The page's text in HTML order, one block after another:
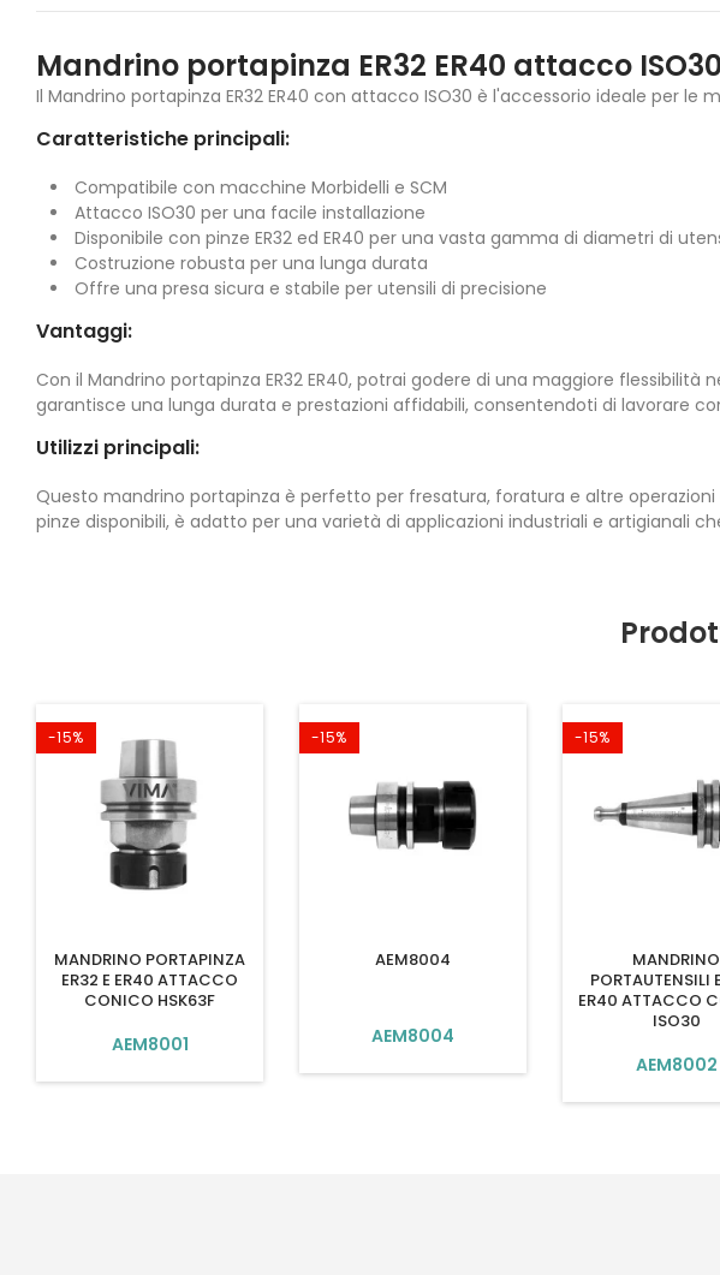
Mandrino portapinza ER32 ER40 attacco
Il Mandrino portapinza ER32 ER40 con attacco ISO30 è l'accessorio ideale per
Caratteristiche principali:
Compatibile con macchine Morbidelli e SCM
Attacco ISO30 per una facile installazione
Disponibile con pinze ER32 ed ER40 per una vasta gamma di diametri di
Costruzione robusta per una lunga durata
Offre una presa sicura e stabile per utensili di precisione
Vantaggi:
Con il Mandrino portapinza ER32 ER40, potrai godere di una maggiore
garantisce una lunga durata e prestazioni affidabili, consentendoti di lavorare
Utilizzi principali:
Questo mandrino portapinza è perfetto per fresatura, foratura e altre
pinze disponibili, è adatto per una varietà di applicazioni industriali e artigianali
-15%
MANDRINO PORTAPINZA
ER32 E ER40 ATTACCO
CONICO HSK63F
AEM8001
-15%
AEM8004
AEM8004
-15%
MANDRINO
PORTAUTENSILI
ER40 ATTACCO
ISO30
AEM8002